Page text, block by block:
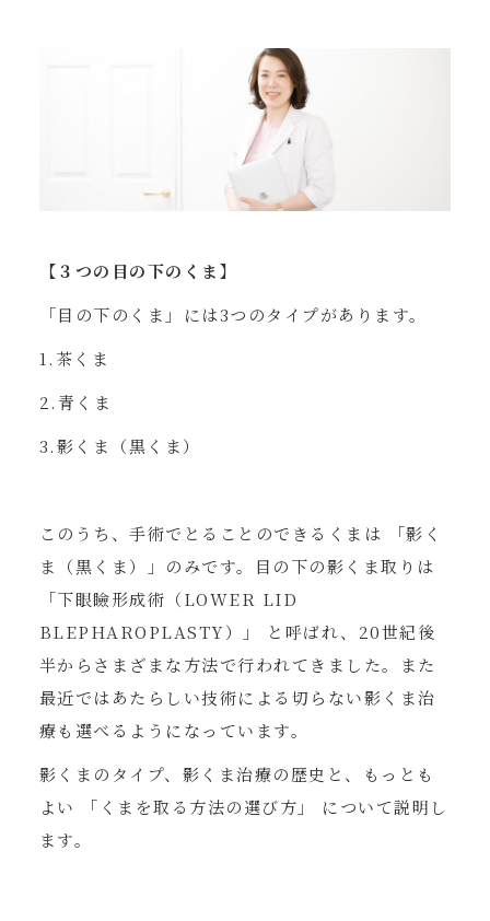
【３つの目の下のくま】
「目の下のくま」には3つのタイプがあります。
1.茶くま
2.青くま
3.影くま（黒くま）
このうち、手術でとることのできるくまは 「影く
ま（黒くま）」のみです。目の下の影くま取りは
「下眼瞼形成術（LOWER LID
BLEPHAROPLASTY）」 と呼ばれ、20世紀後
半からさまざまな方法で行われてきました。また
最近ではあたらしい技術による切らない影くま治
療も選べるようになっています。
影くまのタイプ、影くま治療の歴史と、もっとも
よい 「くまを取る方法の選び方」 について説明し
ます。